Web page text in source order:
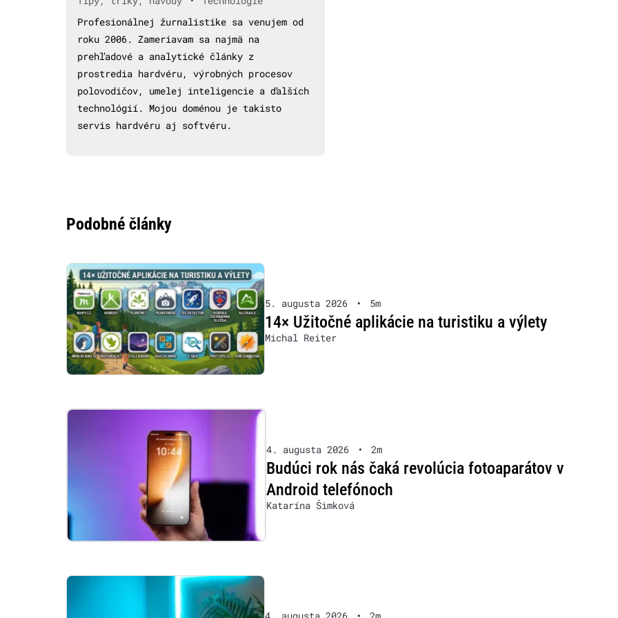
Profesionálnej žurnalistike sa venujem od
roku 2006. Zameriavam sa najmä na
prehľadové a analytické články z
prostredia hardvéru, výrobných procesov
polovodičov, umelej inteligencie a ďalších
technológií. Mojou doménou je takisto
servis hardvéru aj softvéru.
Podobné články
5. augusta 2026 • 5m
14× Užitočné aplikácie na turistiku a výlety
Michal Reiter
4. augusta 2026 • 2m
Budúci rok nás čaká revolúcia fotoaparátov v
Android telefónoch
Katarína Šimková